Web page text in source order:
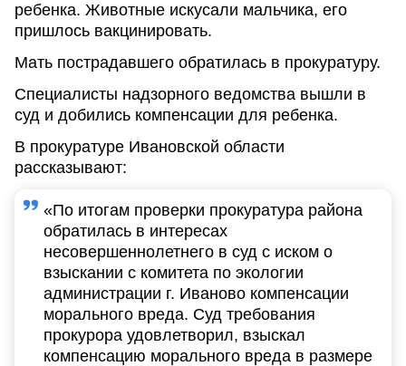
ребенка. Животные искусали мальчика, его
пришлось вакцинировать.
Мать пострадавшего обратилась в прокуратуру.
Специалисты надзорного ведомства вышли в
суд и добились компенсации для ребенка.
В прокуратуре Ивановской области
рассказывают:
«По итогам проверки прокуратура района
обратилась в интересах
несовершеннолетнего в суд с иском о
взыскании с комитета по экологии
администрации г. Иваново компенсации
морального вреда. Суд требования
прокурора удовлетворил, взыскал
компенсацию морального вреда в размере